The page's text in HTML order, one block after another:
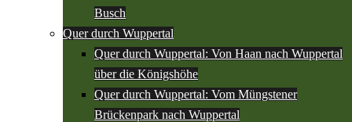
Busch
Quer durch Wuppertal
Quer durch Wuppertal: Von Haan nach Wuppertal
über die Königshöhe
Quer durch Wuppertal: Vom Müngstener
Brückenpark nach Wuppertal